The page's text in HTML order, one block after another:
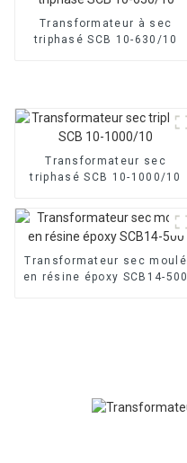
Transformateur à sec
triphasé SCB 10-630/10
Transformateur sec
triphasé SCB 10-1000/10
Transformateur sec moulé
en résine époxy SCB14-500